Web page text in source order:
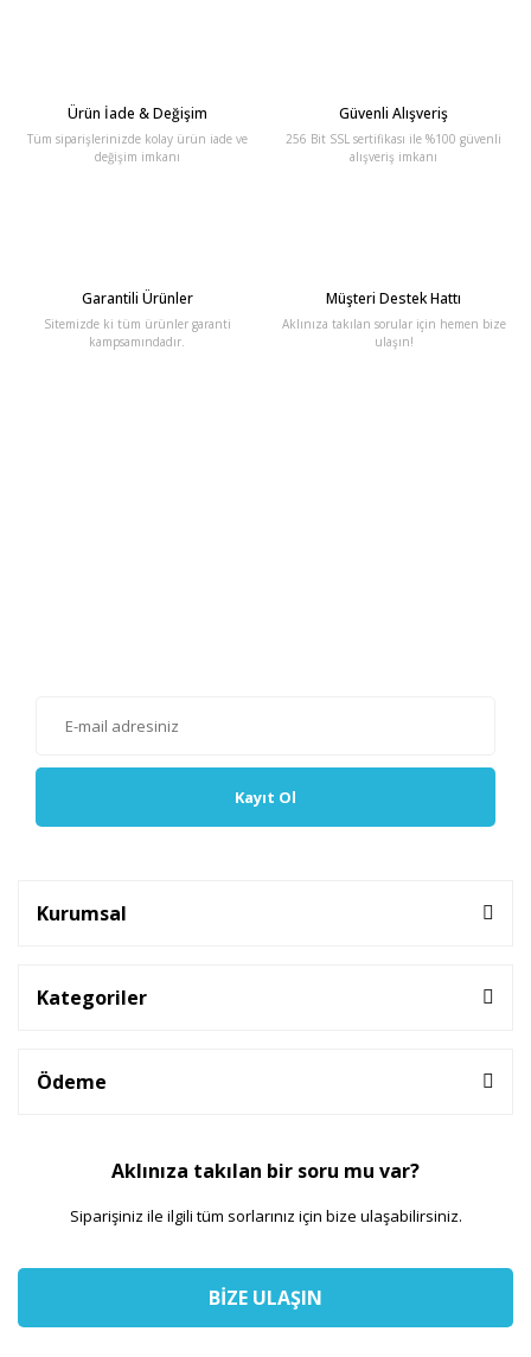
Ürün İade & Değişim
Tüm siparişlerinizde kolay ürün iade ve
değişim imkanı
Güvenli Alışveriş
256 Bit SSL sertifikası ile %100 güvenli
alışveriş imkanı
Garantili Ürünler
Sitemizde ki tüm ürünler garanti
kampsamındadır.
Müşteri Destek Hattı
Aklınıza takılan sorular için hemen bize
ulaşın!
Kayıt Ol
Kurumsal
Kategoriler
Ödeme
Aklınıza takılan bir soru mu var?
Siparişiniz ile ilgili tüm sorlarınız için bize ulaşabilirsiniz.
BİZE ULAŞIN